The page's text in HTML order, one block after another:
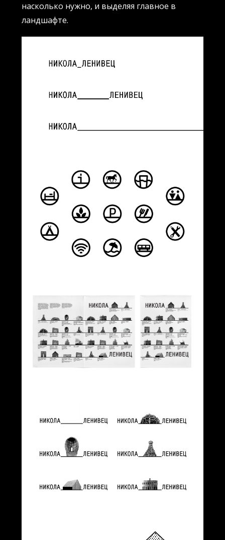
насколько нужно, и выделяя главное в
ландшафте.